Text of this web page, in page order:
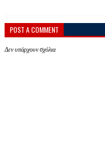
POST A COMMENT
Δεν υπάρχουν σχόλια